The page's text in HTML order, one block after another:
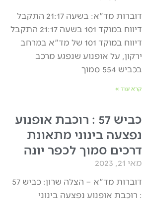
דוברות מד"א: בשעה 21:17 התקבל
דיווח במוקד 101 בשעה 21:17 התקבל
דיווח במוקד 101 של מד"א במרחב
ירקון, על אופנוע שנפגע מרכב
בכביש 554 סמוך
קרא עוד »
כביש 57 : רוכבת אופנוע
נפצעה בינוני מתאונת
דרכים סמוך לכפר יונה
מאי 21, 2023
דוברות מד"א – הצלה שרון: כביש 57
: רוכבת אופנוע נפצעה בינוני